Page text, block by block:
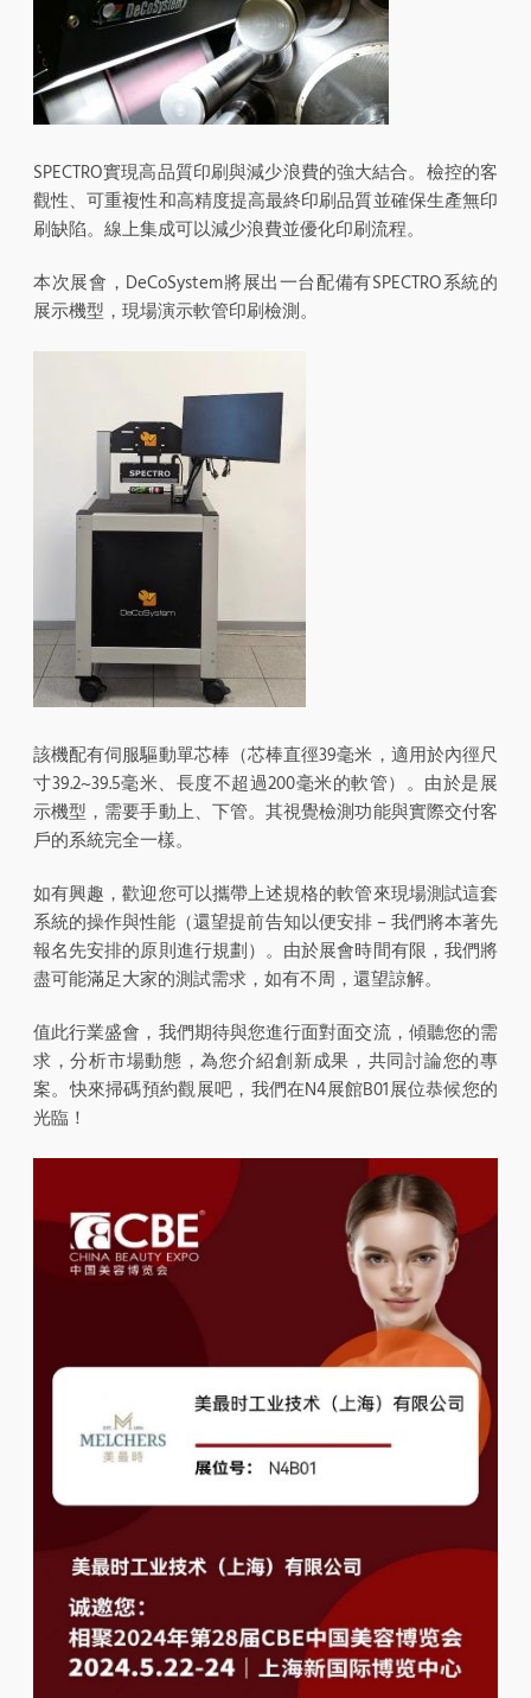
SPECTRO實現高品質印刷與減少浪費的強大結合。檢控的客
觀性、可重複性和高精度提高最終印刷品質並確保生產無印
刷缺陷。線上集成可以減少浪費並優化印刷流程。
本次展會，DeCoSystem將展出一台配備有SPECTRO系統的
展示機型，現場演示軟管印刷檢測。
該機配有伺服驅動單芯棒（芯棒直徑39毫米，適用於內徑尺
寸39.2~39.5毫米、長度不超過200毫米的軟管）。由於是展
示機型，需要手動上、下管。其視覺檢測功能與實際交付客
戶的系統完全一樣。
如有興趣，歡迎您可以攜帶上述規格的軟管來現場測試這套
系統的操作與性能（還望提前告知以便安排 – 我們將本著先
報名先安排的原則進行規劃）。由於展會時間有限，我們將
盡可能滿足大家的測試需求，如有不周，還望諒解。
值此行業盛會，我們期待與您進行面對面交流，傾聽您的需
求，分析市場動態，為您介紹創新成果，共同討論您的專
案。快來掃碼預約觀展吧，我們在N4展館B01展位恭候您的
光臨！